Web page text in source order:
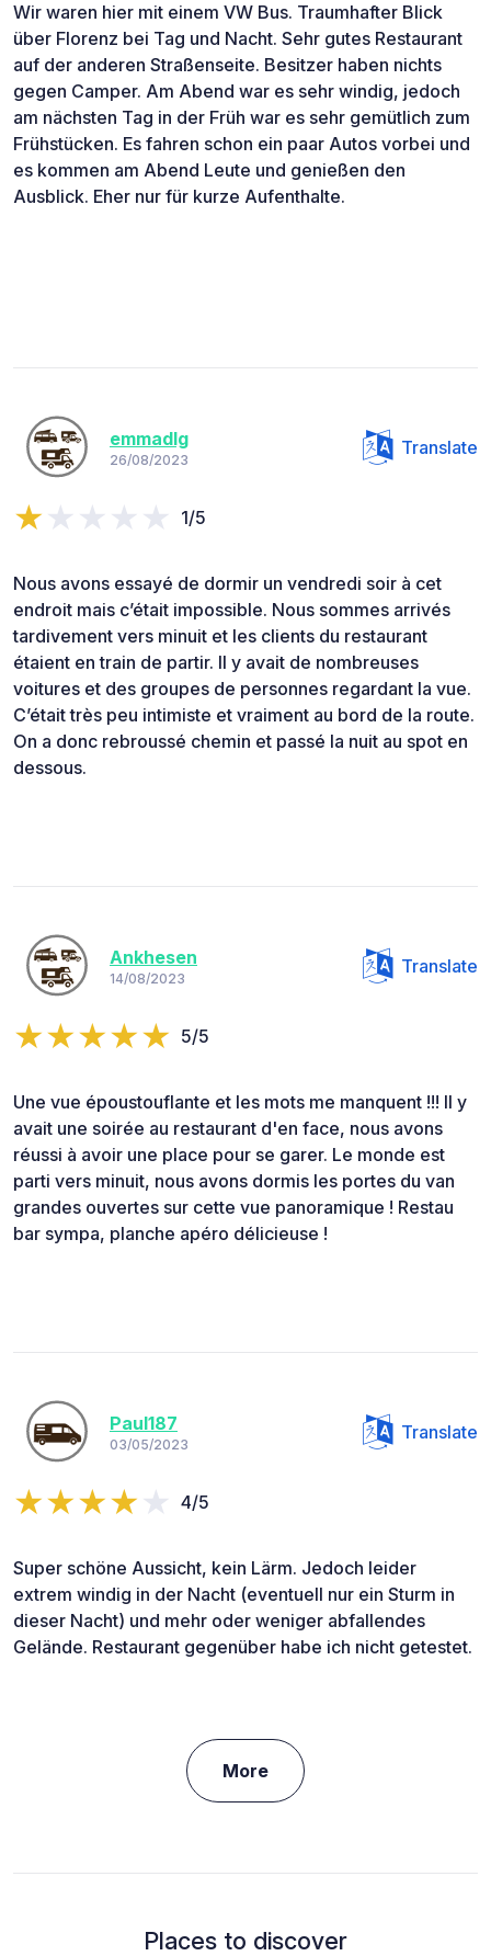
Wir waren hier mit einem VW Bus. Traumhafter Blick
über Florenz bei Tag und Nacht. Sehr gutes Restaurant
auf der anderen Straßenseite. Besitzer haben nichts
gegen Camper. Am Abend war es sehr windig, jedoch
am nächsten Tag in der Früh war es sehr gemütlich zum
Frühstücken. Es fahren schon ein paar Autos vorbei und
es kommen am Abend Leute und genießen den
Ausblick. Eher nur für kurze Aufenthalte.
emmadlg
26/08/2023
Translate
1/5
Nous avons essayé de dormir un vendredi soir à cet
endroit mais c’était impossible. Nous sommes arrivés
tardivement vers minuit et les clients du restaurant
étaient en train de partir. Il y avait de nombreuses
voitures et des groupes de personnes regardant la vue.
C’était très peu intimiste et vraiment au bord de la route.
On a donc rebroussé chemin et passé la nuit au spot en
dessous.
Ankhesen
14/08/2023
Translate
5/5
Une vue époustouflante et les mots me manquent !!! Il y
avait une soirée au restaurant d'en face, nous avons
réussi à avoir une place pour se garer. Le monde est
parti vers minuit, nous avons dormis les portes du van
grandes ouvertes sur cette vue panoramique ! Restau
bar sympa, planche apéro délicieuse !
Paul187
03/05/2023
Translate
4/5
Super schöne Aussicht, kein Lärm. Jedoch leider
extrem windig in der Nacht (eventuell nur ein Sturm in
dieser Nacht) und mehr oder weniger abfallendes
Gelände. Restaurant gegenüber habe ich nicht getestet.
More
Places to discover